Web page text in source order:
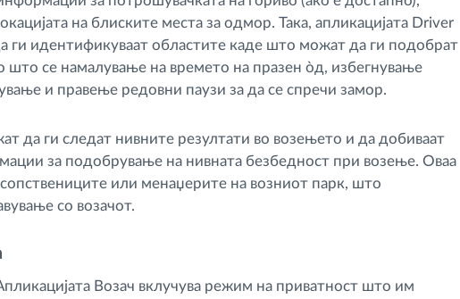
на блиските места за одмор. Така, апликацијата Driver
ги идентификуваат областите каде што можат да ги подобрат
што се намалување на времето на празен òд, избегнување
и правење редовни паузи за да се спречи замор.
да ги следат нивните резултати во возењето и да добиваат
за подобрување на нивната безбедност при возење. Оваа
или менаџерите на возниот парк, што
со возачот.
Возач вклучува режим на приватност што им